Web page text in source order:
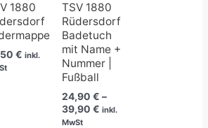
1880
€ inkl.
TSV 1880
Rüdersdorf
Badetuch
mit Name +
Nummer |
Fußball
24,90€ –
39,90€ inkl.
MwSt